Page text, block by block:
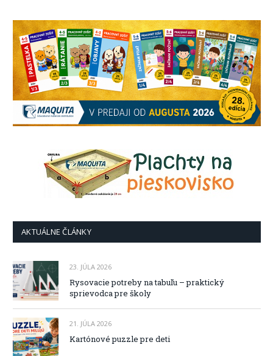
AKTUÁLNE ČLÁNKY
23. JÚLA 2026
Rysovacie potreby na tabuľu – praktický
sprievodca pre školy
21. JÚLA 2026
Kartónové puzzle pre deti